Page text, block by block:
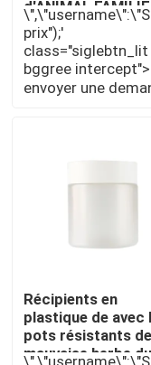
À propos de nous
Visite d'usine
Contactez-nous
Nouvelles
Cas
Pack de
d'ANIMAL
pot en plastique
sur commande de
mauvaise herbe
prix");'
class="siglebtn_lit
bggree
envoyer une
Récipients en
plastique de avec
pots résistants de
mauvaise herbe du